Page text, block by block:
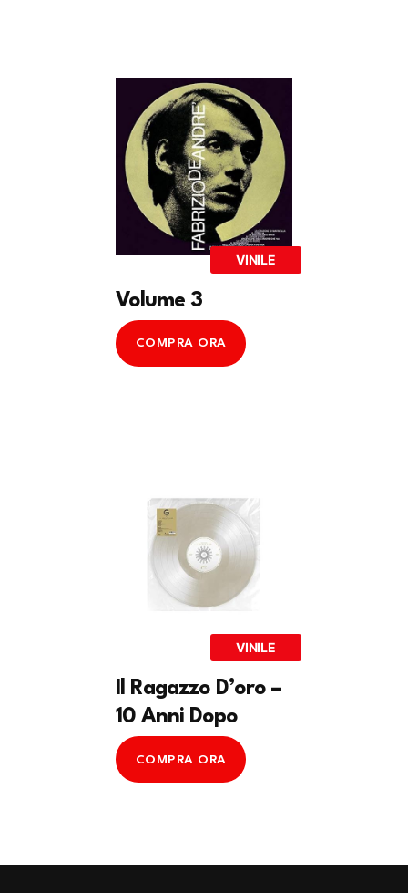
VINILE
Volume 3
COMPRA ORA
VINILE
Il Ragazzo D’oro –
10 Anni Dopo
COMPRA ORA